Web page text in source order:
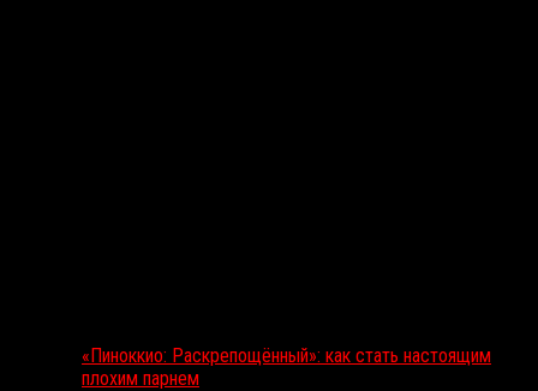
«Пиноккио: Раскрепощённый»: как стать настоящим
плохим парнем